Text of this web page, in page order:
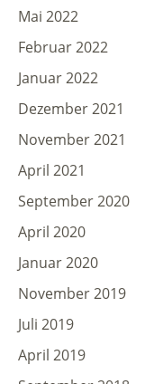
Mai 2022
Februar 2022
Januar 2022
Dezember 2021
November 2021
April 2021
September 2020
April 2020
Januar 2020
November 2019
Juli 2019
April 2019